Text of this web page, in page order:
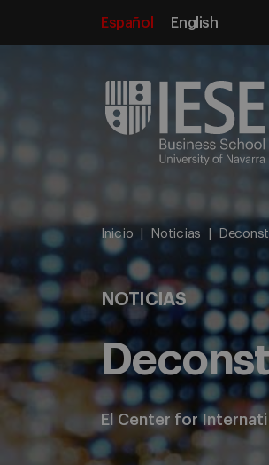
Español English
Inicio Noticias
NOTICIAS
El Center for